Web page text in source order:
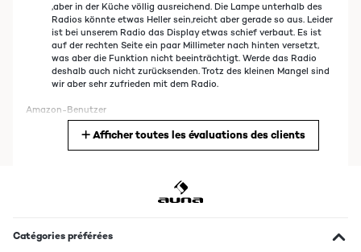
,aber in der Küche völlig ausreichend. Die Lampe unterhalb des
Radios könnte etwas Heller sein,reicht aber gerade so aus. Leider
ist bei unserem Radio das Display etwas schief verbaut. Es ist
auf der rechten Seite ein paar Millimeter nach hinten versetzt,
was aber die Funktion nicht beeinträchtigt. Werde das Radio
deshalb auch nicht zurücksenden. Trotz des kleinen Mangel sind
wir aber sehr zufrieden mit dem Radio.
Amazon-Benutzer
as computerspeakers. It does all what is written about it on
Afficher toutes les évaluations des clients
Catégories préférées